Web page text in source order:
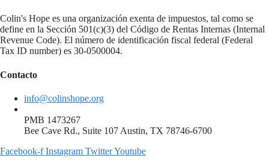
Colin's Hope es una organización exenta de impuestos, tal como se
define en la Sección 501(c)(3) del Código de Rentas Internas (Internal
Revenue Code). El número de identificación fiscal federal (Federal
Tax ID number) es 30-0500004.
Contacto
info@colinshope.org
PMB 1473267
Bee Cave Rd., Suite 107 Austin, TX 78746-6700
Facebook-f Instagram TwitterYoutube